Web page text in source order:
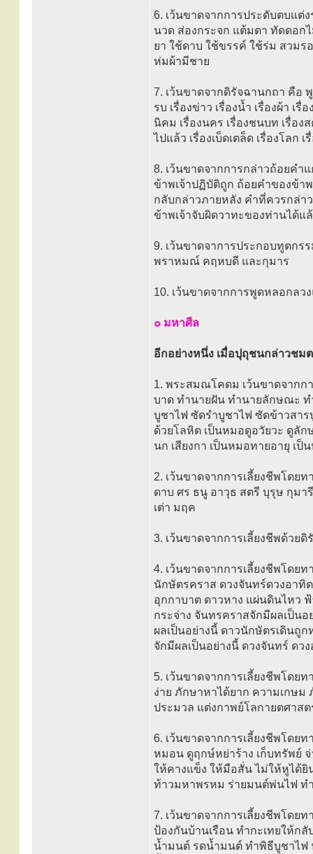
6. เว้นขาดจากการประดับตบแต่
นวด ส่องกระจก แต้มตา ทัดดอก
ยา ใช้ดาบ ใช้ขรรค์ ใช้ร่ม สวม
ห่มผ้ามีชาย
7. เว้นขาดจากดิรัจฉานกถา คือ พู
รบ เรื่องข่าว เรื่องน้ำ เรื่องผ้า เ
นิคม เรื่องนคร เรื่องชนบท เรื่อง
ไปแล้ว เรื่องเบ็ดเตล็ด เรื่องโลก
8. เว้นขาดจากการกล่าวถ้อยคำ
ข้าพเจ้าปฏิบัติถูก ถ้อยคำของข้า
กลับกล่าวภายหลัง คำที่ควรกล่า
ข้าพเจ้าจับผิดวาทะของท่านได้แ
9. เว้นขาดจาการประกอบทูตกร
พราหมณ์ คฤหบดี และกุมาร
10. เว้นขาดจากการพูดหลอกลว
๐ มหาศีล
อีกอย่างหนึ่ง เมื่อปุถุชนกล่าวชม
1. พระสมณโคดม เว้นขาดจากก
บาด ทำนายฝัน ทำนายลักษณะ ท
บูชาไฟ ซัดรำบูชาไฟ ซัดข้าวสาร
ด้วยโลหิต เป็นหมอดูอวัยวะ ดูลั
นก เสียงกา เป็นหมอทายอายุ เป็
2. เว้นขาดจากการเลี้ยงชีพโด
ดาบ ศร ธนู อาวุธ สตรี บุรุษ กุม
เต่า มฤค
3. เว้นขาดจากการเลี้ยงชีพด้วย
4. เว้นขาดจากการเลี้ยงชีพโดย
นักษัตรคราส ดวงจันทร์ดวงอาทิ
อุกกาบาต ดาวหาง แผ่นดินไหว
กระจ่าง จันทรคราสจักมีผลเป็น
ผลเป็นอย่างนี้ ดาวนักษัตรเดินถู
จักมีผลเป็นอย่างนี้ ดวงจันทร์ ดว
5. เว้นขาดจากการเลี้ยงชีพโด
ง่าย ภักษาหาได้ยาก ความเกษ
ประมวล แต่งกาพย์โลกายตศาสต
6. เว้นขาดจากการเลี้ยงชีพโดย
หมอน ดูฤกษ์หย่าร้าง เก็บทรัพย์
ให้คางแข็ง ให้มือสั่น ไม่ให้หูได้ยิ
ท้าวมหาพรหม ร่ายมนต์พ่นไฟ
7. เว้นขาดจากการเลี้ยงชีพโด
ป้องกันบ้านเรือน ทำกะเทยให้ก
น้ำมนต์ รดน้ำมนต์ ทำพิธีบูชาไฟ